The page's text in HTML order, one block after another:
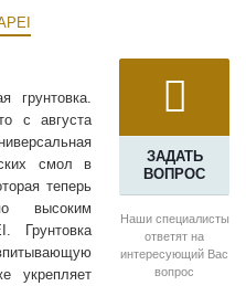
ЗАДАТЬ
ВОПРОС
Наши специалисты
ответят на
интересующий Вас
вопрос
грунтовка.
с августа
смол в
теперь
высоким
Грунтовка
укрепляет